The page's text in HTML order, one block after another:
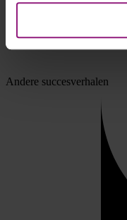
Andere succesverhalen